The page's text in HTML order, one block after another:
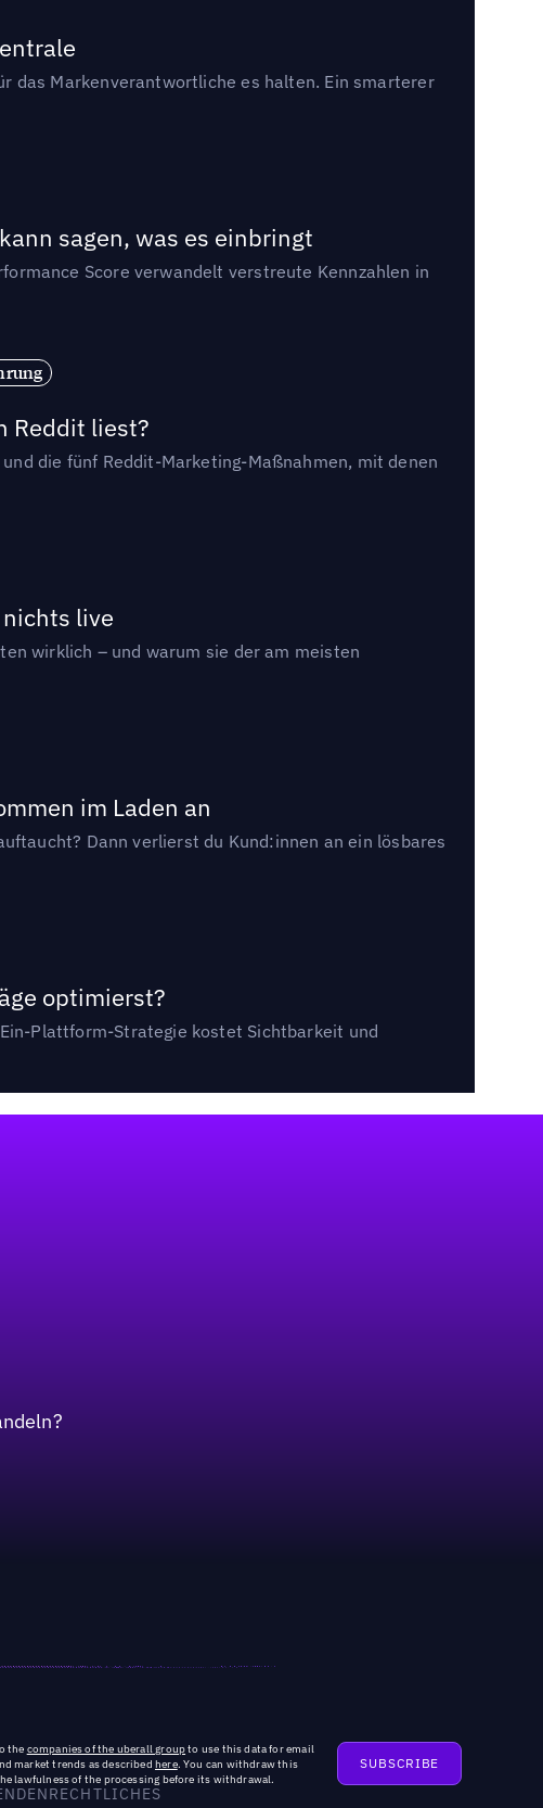
das Markenverantwortliche es halten. Ein smarterer
sagen, was es einbringt
Score verwandelt verstreute Kennzahlen in
Reddit liest?
die fünf Reddit-Marketing-Maßnahmen, mit denen
live
wirklich – und warum sie der am meisten
im Laden an
Dann verlierst du Kund:innen an ein lösbares
optimierst?
Plattform-Strategie kostet Sichtbarkeit und
the companies of the uberall groupto use this data for email
market trends as described here. You can withdraw this
lawfulness of the processing before its withdrawal.
RECHTLICHES